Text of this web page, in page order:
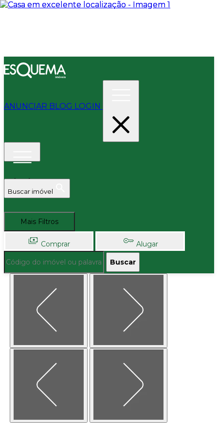
ANUNCIAR BLOG LOGIN
Buscar imóvel
Mais Filtros
Comprar Alugar
Buscar